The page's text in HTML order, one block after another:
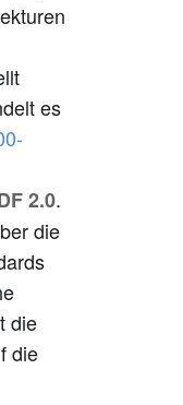
es
2.0.
die
die
die